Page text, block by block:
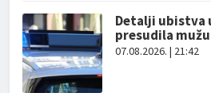
Detalji ubistva
presudila mužu
07.08.2026. | 21:42